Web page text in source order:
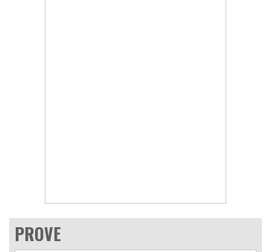
PROVE